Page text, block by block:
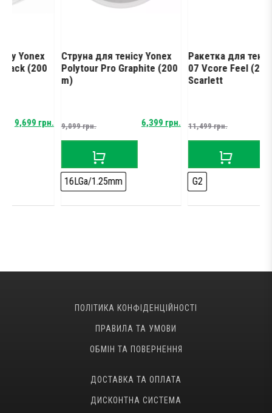
грн.
Струна для тенісу Yonex
Polytour Pro Graphite (200
9,099грн.Original
price
9,099 грн..
грн.
Current
price
6,399 грн..
16LGa/1.25mm
Ракетка для тенісу
07 Vcore Feel (250 g)
Scarlett
11,499 грн.Original
price
was:
11,499 грн..
Current
price
8,499 грн..
ПОЛІТИКА КОНФІДЕНЦІЙНОСТІ
ПРАВИЛА ТА УМОВИ
ОБМІН ТА ПОВЕРНЕННЯ
ДОСТАВКА ТА ОПЛАТА
ДИСКОНТНА СИСТЕМА